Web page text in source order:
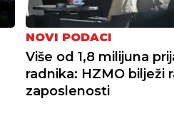
NOVI PODACI
Više od 1,8 milijuna
radnika: HZMO bilježi
zaposlenosti